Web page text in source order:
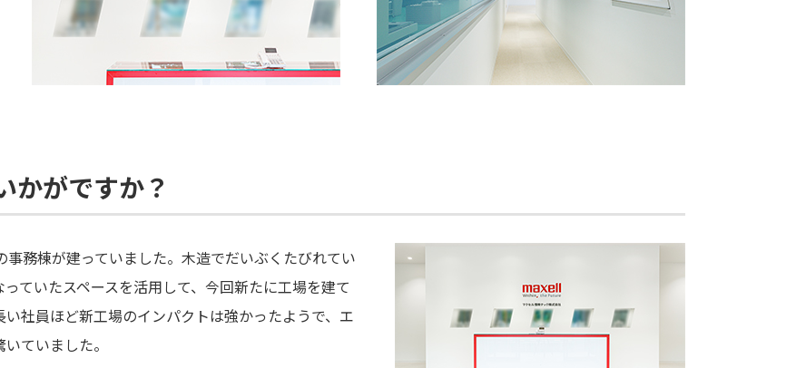
かがですか？
務棟が建っていました。木造でだいぶくたびれてい
ていたスペースを活用して、今回新たに工場を建て
社員ほど新工場のインパクトは強かったようで、エ
ていました。